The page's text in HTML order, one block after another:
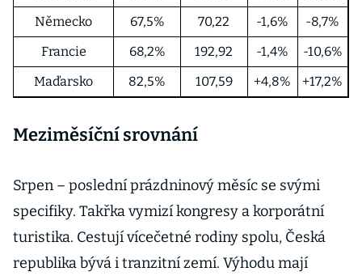
Německo
67,5% 70,22 -1,6%
-8,7%
Francie
68,2% 192,92 -1,4%
-10,6%
Maďarsko
82,5% 107,59 +4,8% +17,2%
Meziměsíční srovnání
Srpen – poslední prázdninový měsíc se svými
specifiky. Takřka vymizí kongresy a korporátní
turistika. Cestují vícečetné rodiny spolu, Česká
republika bývá i tranzitní zemí. Výhodu mají